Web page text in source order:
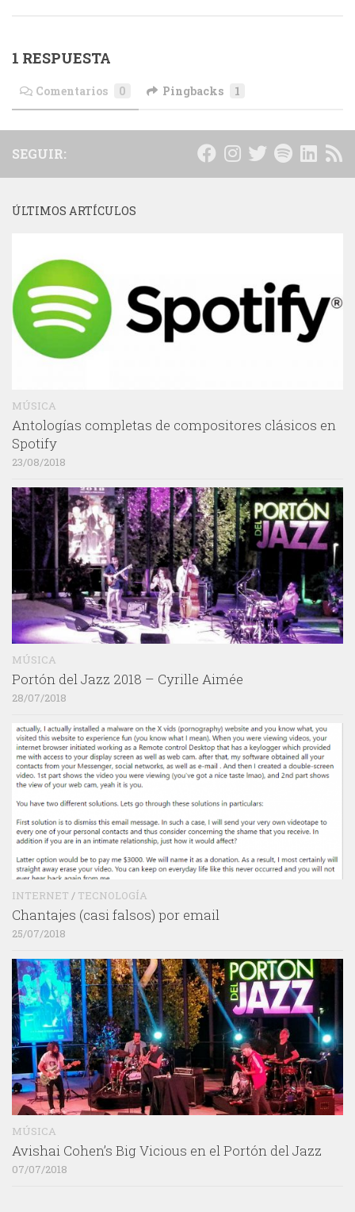
1 RESPUESTA
Comentarios 0 Pingbacks 1
SEGUIR:
ÚLTIMOS ARTÍCULOS
MÚSICA
Antologías completas de compositores clásicos en
Spotify
23/08/2018
MÚSICA
Portón del Jazz 2018 – Cyrille Aimée
28/07/2018
INTERNET / TECNOLOGÍA
Chantajes (casi falsos) por email
25/07/2018
MÚSICA
Avishai Cohen’s Big Vicious en el Portón del Jazz
07/07/2018